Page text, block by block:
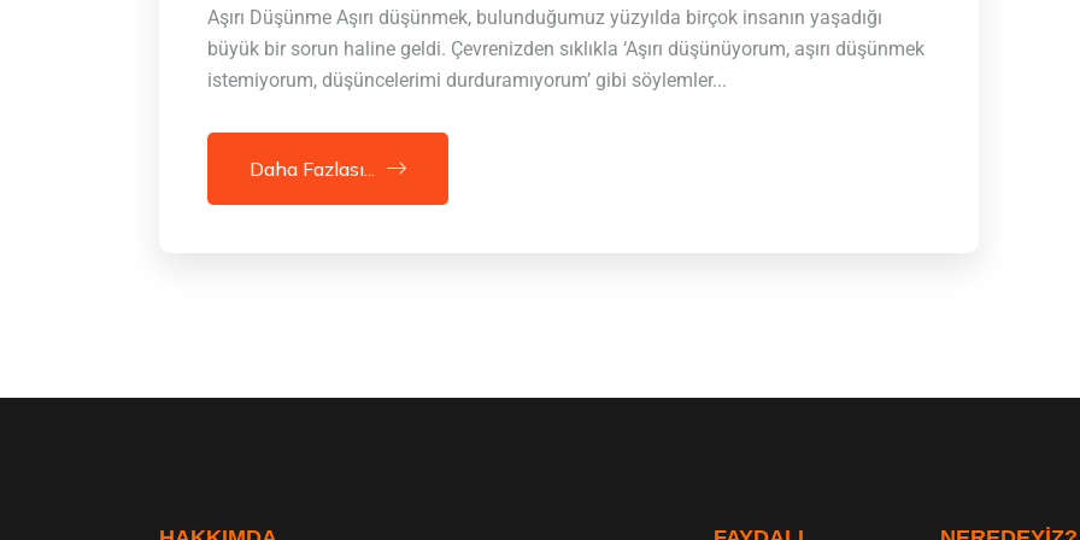
Aşırı Düşünme Aşırı düşünmek, bulunduğumuz yüzyılda birçok insanın yaşadığı
büyük bir sorun haline geldi. Çevrenizden sıklıkla ‘Aşırı düşünüyorum, aşırı düşünmek
istemiyorum, düşüncelerimi durduramıyorum’ gibi söylemler...
Daha Fazlası...